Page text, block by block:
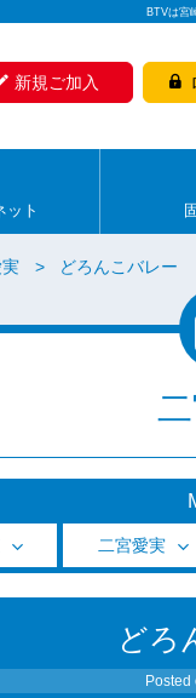
BTVは宮
新規ご加入
ット
どろんこバレー
二宮愛実
どろ
Posted